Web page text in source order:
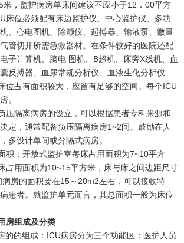
米，监护病房单床间建议不应小于12．00平方
床位必须配有床边监护仪、中心监护仪、多功
、心电图机、除颤仪、起搏器、输液泵、微量
管切开所需急救器材。在条件较好的医院还配
子计算机、脑电 图机、B超机、床旁X线机、血
反搏器、血尿常规分析仪、血液生化分析仪
位占有面积较大，应留有足够的空间。每个ICU
。
压隔离病房的设立，可以根据患者专科来源和
定，通常配备负压隔离病房1~2间。鼓励在人
多设计单间或分隔式病房。
积：开放式监护室每床占用面积为7~10平方
占用面积为10~15平方米，床与床之间边距尺寸
房的面积要在15～20m2左右，可以接收特
患者。就监护单元而言，其总面积一般为床位
房组成及分类
的的组成：ICU病房分为三个功能区：医护人员